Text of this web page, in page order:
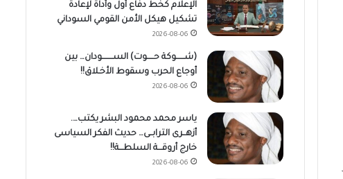
الإعلام كخط دفاع أول وأداة لإعادة
تشكيل هيكل الأمن القومي السوداني
2026-08-06
(شــــــوكة حـــــوت) الســــــــودان… بين
أوجاع الحرب وسقوط الأخـلاق!!
2026-08-06
ياسر محمد محمود البشر يكتب….
أزهــرى الترابــى… حديث الفكر السياسى
خارج أروقـــة السلطـــة!!
2026-08-06